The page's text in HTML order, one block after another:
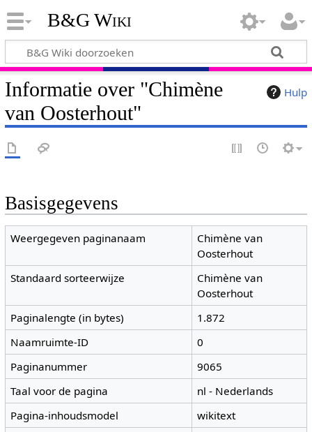
B&G Wiki
Hulp
Informatie over "Chimène
van Oosterhout"
Basisgegevens
Weergegeven paginanaam
Chimène van
Oosterhout
Standaard sorteerwijze
Chimène van
Oosterhout
Paginalengte (in bytes)
1.872
Naamruimte-ID
0
Paginanummer
9065
Taal voor de pagina
nl - Nederlands
Pagina-inhoudsmodel
wikitext